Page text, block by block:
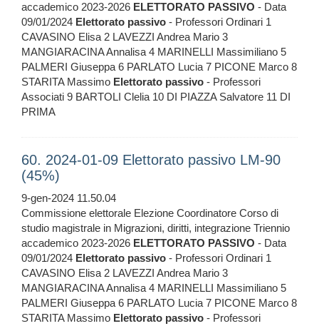
accademico 2023-2026 ELETTORATO PASSIVO - Data
09/01/2024 Elettorato passivo - Professori Ordinari 1
CAVASINO Elisa 2 LAVEZZI Andrea Mario 3
MANGIARACINA Annalisa 4 MARINELLI Massimiliano 5
PALMERI Giuseppa 6 PARLATO Lucia 7 PICONE Marco 8
STARITA Massimo Elettorato passivo - Professori
Associati 9 BARTOLI Clelia 10 DI PIAZZA Salvatore 11 DI
PRIMA
60. 2024-01-09 Elettorato passivo LM-90
(45%)
9-gen-2024 11.50.04
Commissione elettorale Elezione Coordinatore Corso di
studio magistrale in Migrazioni, diritti, integrazione Triennio
accademico 2023-2026 ELETTORATO PASSIVO - Data
09/01/2024 Elettorato passivo - Professori Ordinari 1
CAVASINO Elisa 2 LAVEZZI Andrea Mario 3
MANGIARACINA Annalisa 4 MARINELLI Massimiliano 5
PALMERI Giuseppa 6 PARLATO Lucia 7 PICONE Marco 8
STARITA Massimo Elettorato passivo - Professori